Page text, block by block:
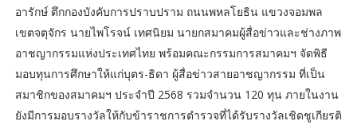
อารักษ์ ตึกกองบังคับการปราบปราม ถนนพหลโยธิน แขวงจอมพล
เขตจตุจักร นายไพโรจน์ เทศนิยม นายกสมาคมผู้สื่อข่าวและช่างภาพ
อาชญากรรมแห่งประเทศไทย พร้อมคณะกรรมการสมาคมฯ จัดพิธี
มอบทุนการศึกษาให้แก่บุตร-ธิดา ผู้สื่อข่าวสายอาชญากรรม ที่เป็น
สมาชิกของสมาคมฯ ประจำปี 2568 รวมจำนวน 120 ทุน ภายในงาน
ยังมีการมอบรางวัลให้กับข้าราชการตำรวจที่ได้รับรางวัลเชิดชูเกียรติ